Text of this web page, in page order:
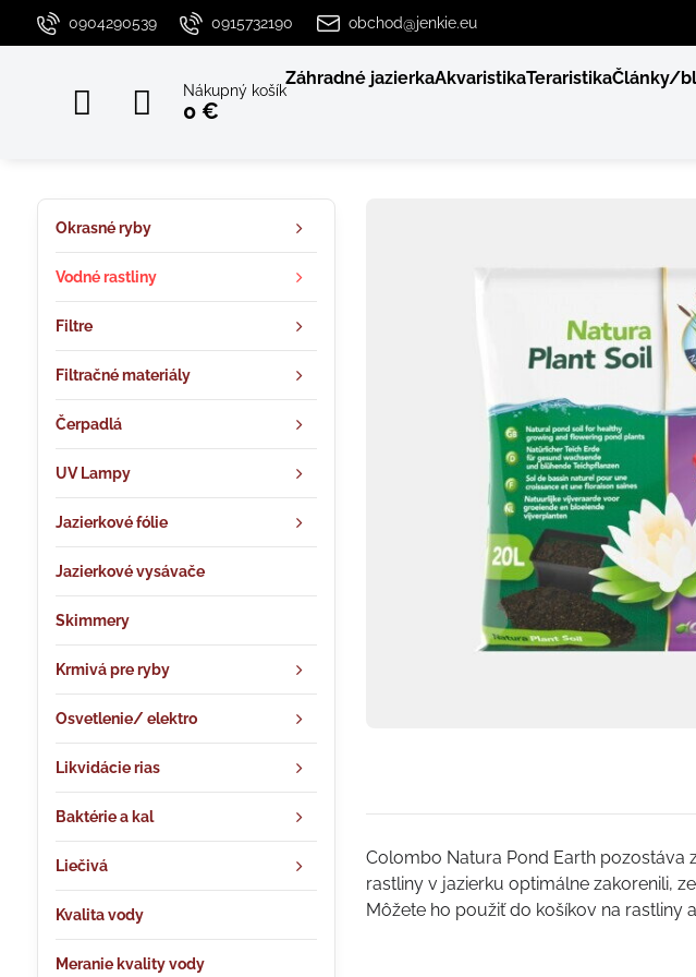
0904290539 0915732190 obchod@jenkie.eu
Nákupný košík
0 €
Záhradné jazierkaAkvaristikaTeraristikaČlánky/
Colombo Natura Pond Earth pozostáva
rastliny v jazierku optimálne zakorenili,
Môžete ho použiť do košíkov na rastliny
Okrasné ryby
Vodné rastliny
Filtre
Filtračné materiály
Čerpadlá
UV Lampy
Jazierkové fólie
Jazierkové vysávače
Skimmery
Krmivá pre ryby
Osvetlenie/ elektro
Likvidácie rias
Baktérie a kal
Liečivá
Kvalita vody
Meranie kvality vody